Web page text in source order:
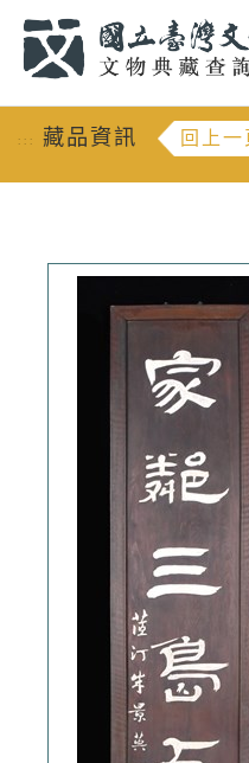
::: 藏品資訊 回上一